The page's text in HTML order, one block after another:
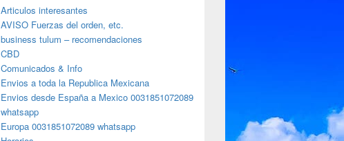
Articulos interesantes
AVISO Fuerzas del orden, etc.
business tulum – recomendaciones
CBD
Comunicados & Info
Envios a toda la Republica Mexicana
Envios desde España a Mexico 0031851072089
whatsapp
Europa 0031851072089 whatsapp